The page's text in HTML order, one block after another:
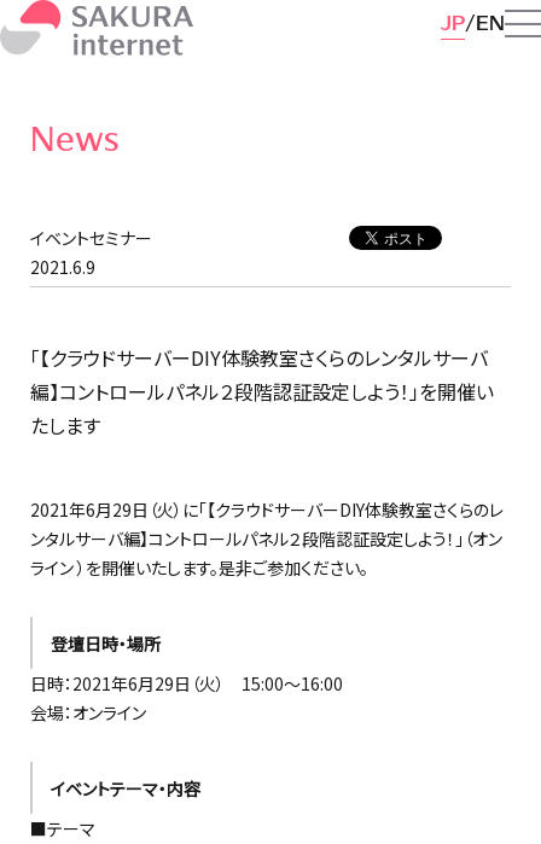
JP EN
News
イベントセミナー
2021.6.9
「【クラウドサーバーDIY体験教室さくらのレンタルサーバ
編】コントロールパネル２段階認証設定しよう！」を開催い
たします
2021年6月29日（火）に「【クラウドサーバーDIY体験教室さくらのレ
ンタルサーバ編】コントロールパネル２段階認証設定しよう！」（オン
ライン ）を開催いたします。是非ご参加ください。
登壇日時・場所
日時：2021年6月29日（火） 15:00～16:00
会場：オンライン
イベントテーマ・内容
■テーマ